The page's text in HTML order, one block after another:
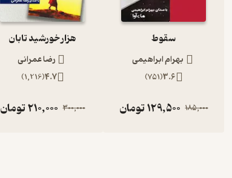
سقوط
بهرام ابراهیمی
3.6
(
751
)
185,000
129,500تومان
هزار خورشید تابان
رضا عمرانی
4.7
(
1,216
)
300,000
210,000تومان